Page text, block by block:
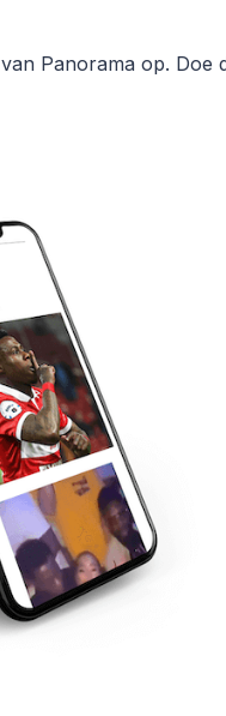
van Panorama op. Doe